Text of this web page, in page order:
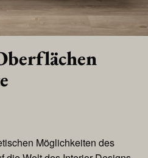
Möglichkeiten des